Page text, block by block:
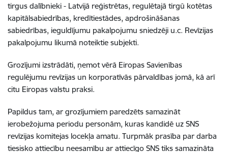
tirgus dalībnieki - Latvijā reģistrētas, regulētajā tirgū kotētas
kapitālsabiedrības, kredītiestādes, apdrošināšanas
sabiedrības, ieguldījumu pakalpojumu sniedzēji u.c. Revīzijas
pakalpojumu likumā noteiktie subjekti.
Grozījumi izstrādāti, ņemot vērā Eiropas Savienības
regulējumu revīzijas un korporatīvās pārvaldības jomā, kā arī
citu Eiropas valstu praksi.
Papildus tam, ar grozījumiem paredzēts samazināt
ierobežojuma periodu personām, kuras kandidē uz SNS
revīzijas komitejas locekļa amatu. Turpmāk prasība par darba
tiesisko attiecību neesamību ar attiecīgo SNS tiks samazināta